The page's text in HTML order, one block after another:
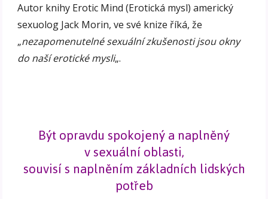
Autor knihy Erotic Mind (Erotická mysl) americký
sexuolog Jack Morin, ve své knize říká, že
„nezapomenutelné sexuální zkušenosti jsou okny
do naší erotické mysli„.
Být opravdu spokojený a naplněný
v sexuální oblasti,
souvisí s naplněním základních lidských
potřeb